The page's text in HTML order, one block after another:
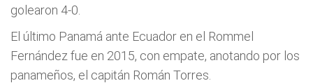
golearon 4-0.
El último Panamá ante Ecuador en el Rommel
Fernández fue en 2015, con empate, anotando por los
panameños, el capitán Román Torres.